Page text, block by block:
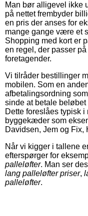
Man bør alligevel ikke
på nettet frembyder
en pris der anses for
mange gange være et
Shopping med kort er
en regel, der passer
foretagender.
Vi tilråder bestillinger
mobilen. Som en
afbetalingsordning
sinde at betale
Dette foreslåes typisk
byggekæder som
Davidsen, Jem og Fix,
Når vi kigger i tallene
efterspørger for
palleløfter. Man ser
lang palleløfter priser,
palleløfter.